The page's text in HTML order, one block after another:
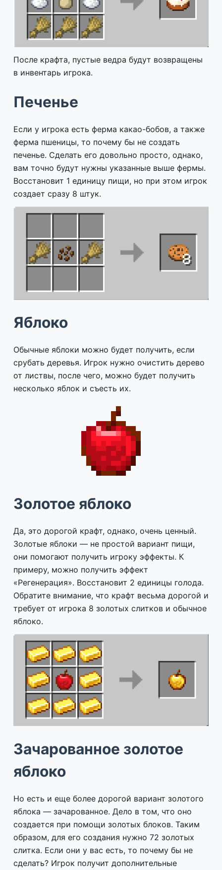
После крафта, пустые ведра будут возвращены
в инвентарь игрока.
Печенье
Если у игрока есть ферма какао-бобов, а также
ферма пшеницы, то почему бы не создать
печенье. Сделать его довольно просто, однако,
вам точно будут нужны указанные выше фермы.
Восстановит 1 единицу пищи, но при этом игрок
создает сразу 8 штук.
Яблоко
Обычные яблоки можно будет получить, если
срубать деревья. Игрок нужно очистить дерево
от листвы, после чего, можно будет получить
несколько яблок и съесть их.
Золотое яблоко
Да, это дорогой крафт, однако, очень ценный.
Золотые яблоки — не простой вариант пищи,
они помогают получить игроку эффекты. К
примеру, можно получить эффект
«Регенерация». Восстановит 2 единицы голода.
Обратите внимание, что крафт весьма дорогой и
требует от игрока 8 золотых слитков и обычное
яблоко.
Зачарованное золотое
яблоко
Но есть и еще более дорогой вариант золотого
яблока — зачарованное. Дело в том, что оно
создается при помощи золотых блоков. Таким
образом, для его создания нужно 72 золотых
слитка. Если они у вас есть, то почему бы не
сделать? Игрок получит дополнительные